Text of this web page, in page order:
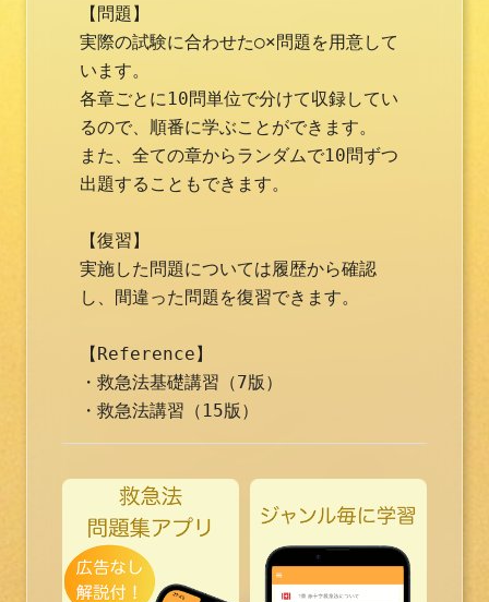
【問題】
実際の試験に合わせた○×問題を用意して
います。
各章ごとに10問単位で分けて収録してい
るので、順番に学ぶことができます。
また、全ての章からランダムで10問ずつ
出題することもできます。
【復習】
実施した問題については履歴から確認
し、間違った問題を復習できます。
【Reference】
・救急法基礎講習（7版）
・救急法講習（15版）